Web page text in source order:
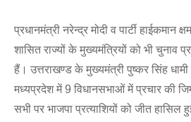
प्रधानमंत्री नरेन्द्र मोदी व पार्टी हाईकमान
शासित राज्यों के मुख्यमंत्रियों को भी चुनाव
हैं। उत्तराखण्ड के मुख्यमंत्री पुष्कर सिंह
मध्यप्रदेश में 9 विधानसभाओं में प्रचार की
सभी पर भाजपा प्रत्याशियों को जीत हासिल